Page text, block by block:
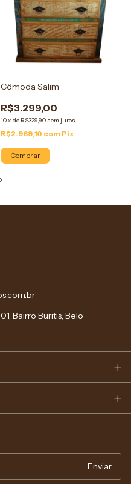
Cômoda Salim
R$3.299,00
10x de R$329,90 sem juros
R$2.969,10 com Pix
Comprar
Bairro Buritis, Belo